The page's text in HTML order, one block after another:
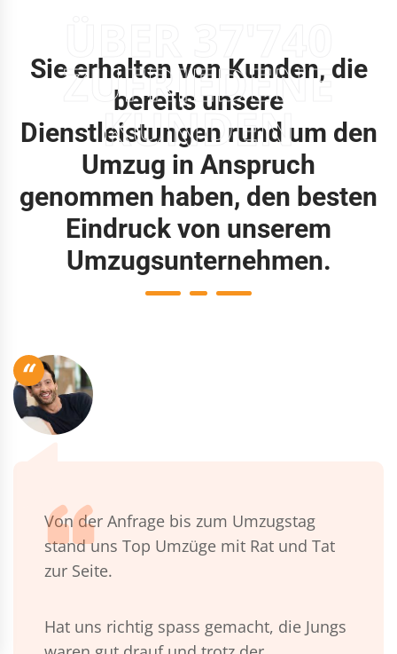
ZUFRIEDENE
KUNDEN
Sie erhalten von Kunden, die
bereits unsere
Dienstleistungen rund um den
Umzug in Anspruch
genommen haben, den besten
Eindruck von unserem
Umzugsunternehmen.
“
Von der Anfrage bis zum Umzugstag
stand uns Top Umzüge mit Rat und Tat
zur Seite.
Hat uns richtig spass gemacht, die Jungs